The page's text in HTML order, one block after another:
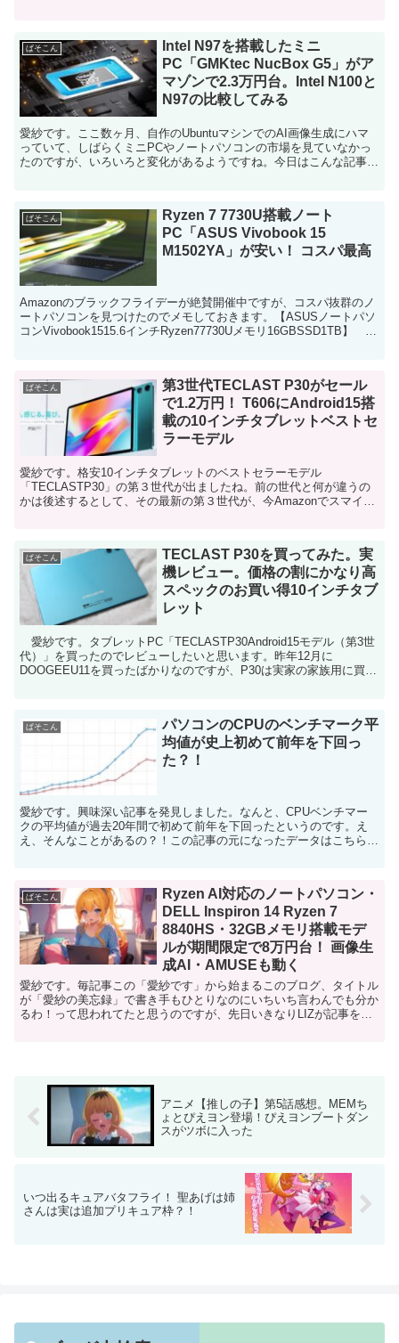
ぱそこん
Intel N97を搭載したミニ
PC「GMKtec NucBox G5」がア
マゾンで2.3万円台。Intel N100と
N97の比較してみる
愛紗です。ここ数ヶ月、自作のUbuntuマシンでのAI画像生成にハマ
っていて、しばらくミニPCやノートパソコンの市場を見ていなかっ
たのですが、いろいろと変化があるようですね。今日はこんな記事を
ぱそこん
Ryzen 7 7730U搭載ノート
PC「ASUS Vivobook 15
M1502YA」が安い！ コスパ最高
Amazonのブラックフライデーが絶賛開催中ですが、コスパ抜群のノ
ートパソコンを見つけたのでメモしておきます。【ASUSノートパソ
コンVivobook1515.6インチRyzen77730Uメモリ16GBSSD1TB】 な
ぱそこん
第3世代TECLAST P30がセール
で1.2万円！ T606にAndroid15搭
載の10インチタブレットベストセ
ラーモデル
愛紗です。格安10インチタブレットのベストセラーモデル
「TECLASTP30」の第３世代が出ましたね。前の世代と何が違うの
かは後述するとして、その最新の第３世代が、今Amazonでスマイル
ぱそこん
TECLAST P30を買ってみた。実
機レビュー。価格の割にかなり高
スペックのお買い得10インチタブ
レット
愛紗です。タブレットPC「TECLASTP30Android15モデル（第3世
代）」を買ったのでレビューしたいと思います。昨年12月に
DOOGEEU11を買ったばかりなのですが、P30は実家の家族用に買い
ぱそこん
パソコンのCPUのベンチマーク平
均値が史上初めて前年を下回っ
た？！
愛紗です。興味深い記事を発見しました。なんと、CPUベンチマー
クの平均値が過去20年間で初めて前年を下回ったというのです。え
え、そんなことがあるの？！この記事の元になったデータはこちらで
ぱそこん
Ryzen AI対応のノートパソコン・
DELL Inspiron 14 Ryzen 7
8840HS・32GBメモリ搭載モデ
ルが期間限定で8万円台！ 画像生
成AI・AMUSEも動く
愛紗です。毎記事この「愛紗です」から始まるこのブログ、タイトル
が「愛紗の美忘録」で書き手もひとりなのにいちいち言わんでも分か
るわ！って思われてたと思うのですが、先日いきなりLIZが記事を書
アニメ【推しの子】第5話感想。MEMち
ょとぴえヨン登場！ぴえヨンブートダン
スがツボに入った
いつ出るキュアバタフライ！ 聖あげは姉
さんは実は追加プリキュア枠？！